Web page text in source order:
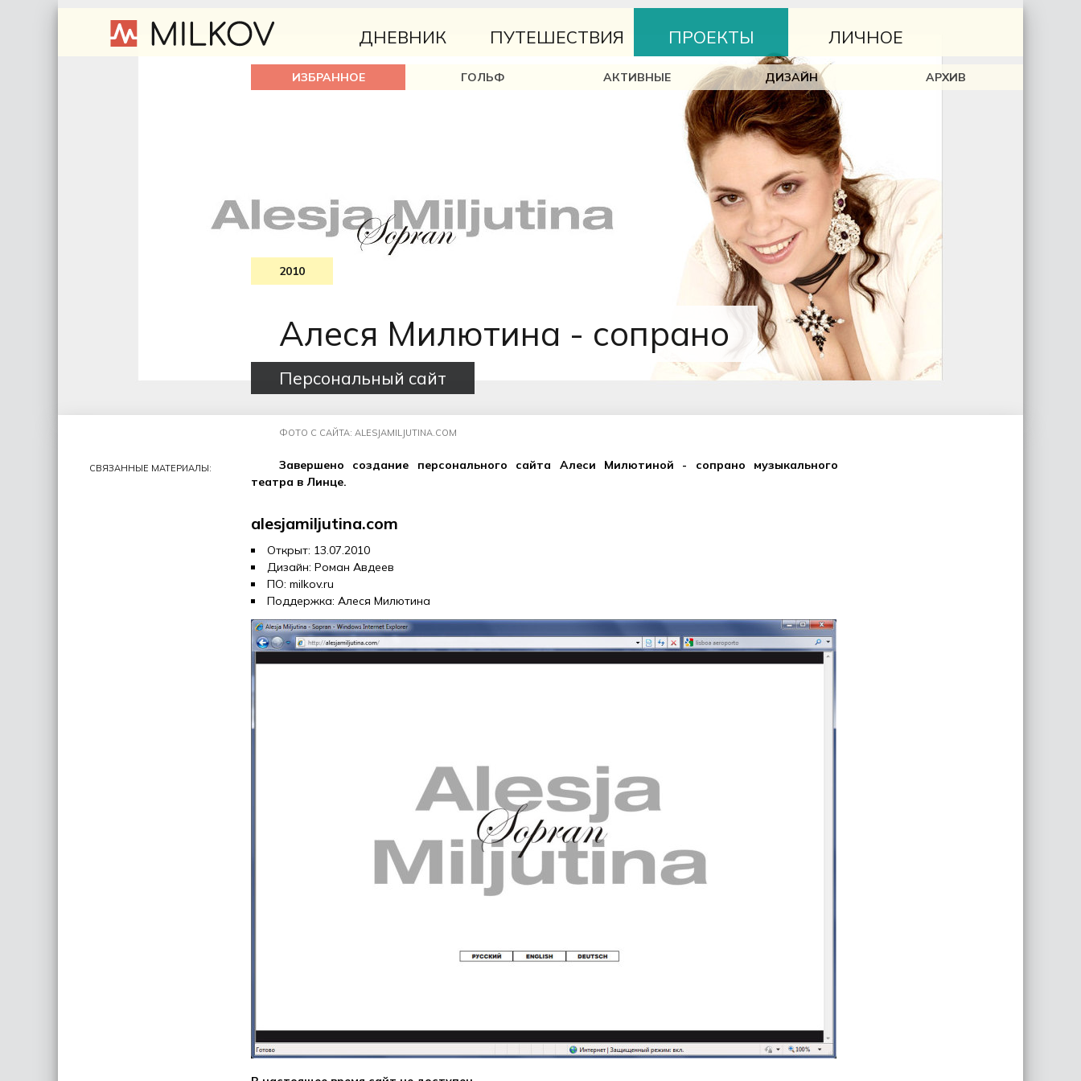
ДНЕВНИК ПУТЕШЕСТВИЯ ПРОЕКТЫ
ИЗБРАННОЕ ГОЛЬФ АКТИВНЫЕ ДИЗАЙН АРХИВ
ЛИЧНОЕ
2010
Алеся Милютина - сопрано
Персональный сайт
ФОТО С САЙТА: ALESJAMILJUTINA.COM
СВЯЗАННЫЕ МАТЕРИАЛЫ:
Завершено создание персонального сайта Алеси Милютиной - сопрано музыкального
театра в Линце.
alesjamiljutina.com
Открыт: 13.07.2010
Дизайн: Роман Авдеев
ПО: milkov.ru
Поддержка: Алеся Милютина